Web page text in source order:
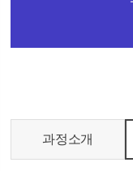
과정소개